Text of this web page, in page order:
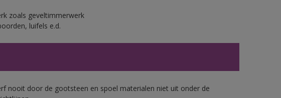
zoals geveltimmerwerk
luifels e.d.
nooit door de gootsteen en spoel materialen niet uit onder de